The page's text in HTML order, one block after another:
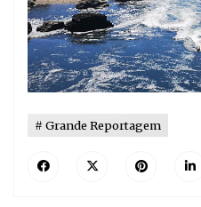
Grande Reportagem